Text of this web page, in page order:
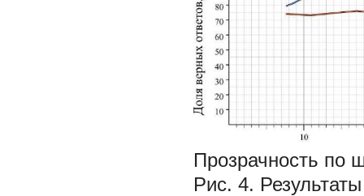
Прозрачность по
Рис. 4.